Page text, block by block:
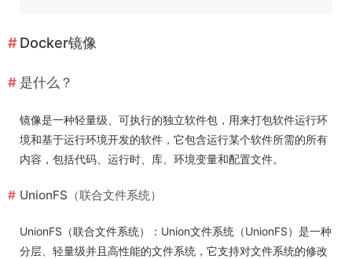
Docker镜像
是什么？
镜像是一种轻量级、可执行的独立软件包，用来打包软件运行环
境和基于运行环境开发的软件，它包含运行某个软件所需的所有
内容，包括代码、运行时、库、环境变量和配置文件。
UnionFS（联合文件系统）
UnionFS（联合文件系统）：Union文件系统（UnionFS）是一种
分层、轻量级并且高性能的文件系统，它支持对文件系统的修改